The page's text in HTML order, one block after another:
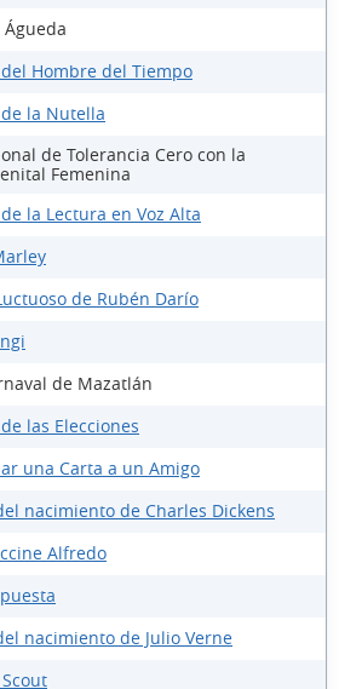
Hombre del Tiempo
la Nutella
de Tolerancia Cero con la
Femenina
la Lectura en Voz Alta
de Rubén Darío
de Mazatlán
las Elecciones
una Carta a un Amigo
nacimiento de Charles Dickens
Alfredo
nacimiento de Julio Verne